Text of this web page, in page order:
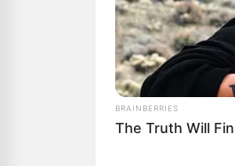
BRAINBERRIES
The Truth Will